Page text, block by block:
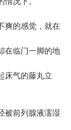
的感觉，就在
在临门一脚的地
床气的藤丸立
前列腺液濡湿